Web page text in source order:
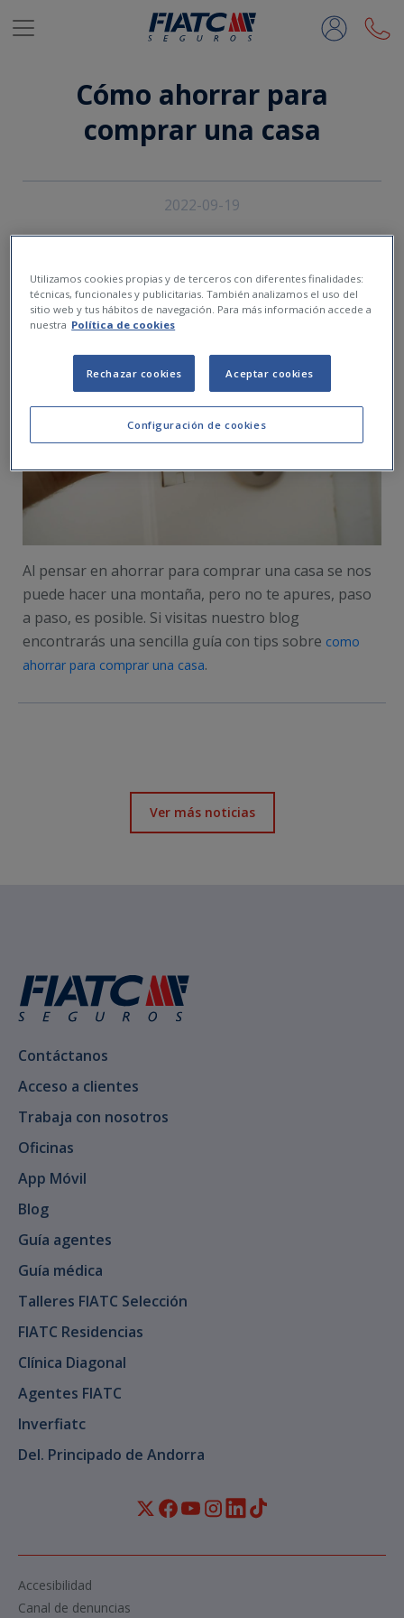
Saltar al contenido principal
Cómo ahorrar para
comprar una casa
2022-09-19
Al pensar en ahorrar para comprar una casa se nos
puede hacer una montaña, pero no te apures, paso
a paso, es posible. Si visitas nuestro blog
encontrarás una sencilla guía con tips sobre como
ahorrar para comprar una casa.
Ver más noticias
Contáctanos
Acceso a clientes
Trabaja con nosotros
Oficinas
App Móvil
Blog
Guía agentes
Guía médica
Talleres FIATC Selección
FIATC Residencias
Clínica Diagonal
Agentes FIATC
Inverfiatc
Del. Principado de Andorra
Canal de denuncias
Accesibilidad
Utilizamos cookies propias y de terceros con diferentes finalidades:
técnicas, funcionales y publicitarias. También analizamos el uso del
sitio web y tus hábitos de navegación. Para más información accede a
nuestra Política de cookies
Configuración de cookies
Rechazar cookies Aceptar cookies